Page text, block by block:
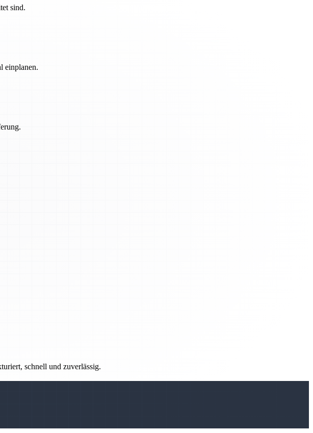
sind.
einplanen.
schnell und zuverlässig.